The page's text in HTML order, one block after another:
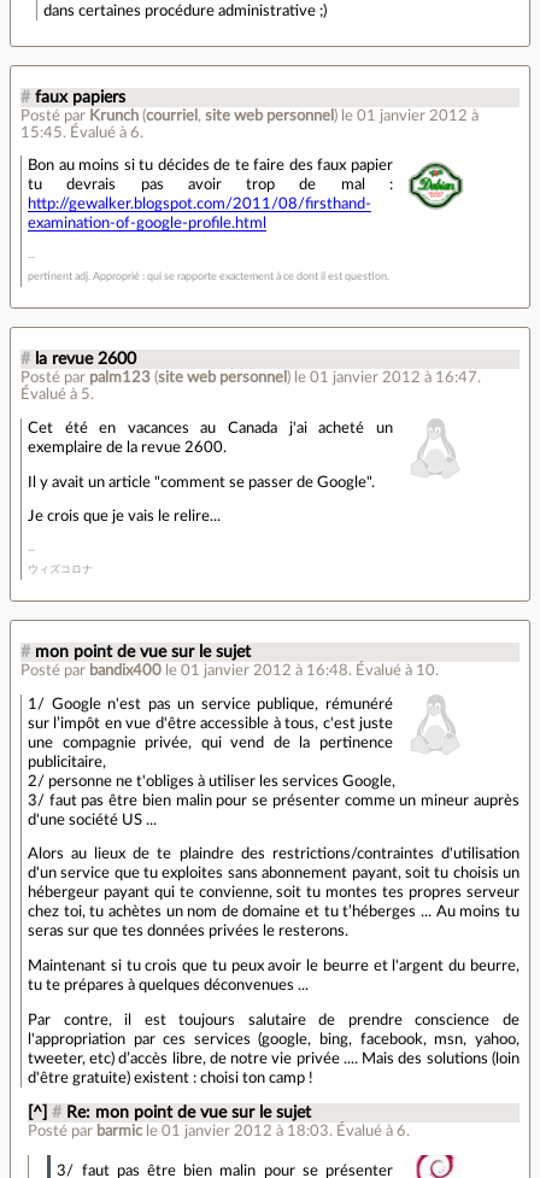
dans certaines procédure administrative ;)
# faux papiers
Posté par Krunch (courriel , site web personnel ) le 01 janvier 2012 à
15:45. Évalué à 6.
Bon au moins si tu décides de te faire des faux papier
tu devrais pas avoir trop de mal :
http://gewalker.blogspot.com/2011/08/firsthand-
examination-of-google-profile.html
pertinent adj. Approprié : qui se rapporte exactement à ce dont il est question.
# la revue 2600
Posté par palm123 (site web personnel ) le 01 janvier 2012 à 16:47.
Évalué à 5.
Cet été en vacances au Canada j'ai acheté un
exemplaire de la revue 2600.
Il y avait un article "comment se passer de Google".
Je crois que je vais le relire...
ウィズコロナ
# mon point de vue sur le sujet
Posté par bandix400 le 01 janvier 2012 à 16:48. Évalué à 10.
1/ Google n'est pas un service publique, rémunéré
sur l’impôt en vue d'être accessible à tous, c'est juste
une compagnie privée, qui vend de la pertinence
publicitaire,
2/ personne ne t'obliges à utiliser les services Google,
3/ faut pas être bien malin pour se présenter comme un mineur auprès
d'une société US ...
Alors au lieux de te plaindre des restrictions/contraintes d'utilisation
d'un service que tu exploites sans abonnement payant, soit tu choisis un
hébergeur payant qui te convienne, soit tu montes tes propres serveur
chez toi, tu achètes un nom de domaine et tu t’héberges ... Au moins tu
seras sur que tes données privées le resterons.
Maintenant si tu crois que tu peux avoir le beurre et l'argent du beurre,
tu te prépares à quelques déconvenues ...
Par contre, il est toujours salutaire de prendre conscience de
l'appropriation par ces services (google, bing, facebook, msn, yahoo,
tweeter, etc) d’accès libre, de notre vie privée .... Mais des solutions (loin
d'être gratuite) existent : choisi ton camp !
[^] # Re: mon point de vue sur le sujet
Posté par barmic le 01 janvier 2012 à 18:03. Évalué à6.
3/ faut pas être bien malin pour se présenter